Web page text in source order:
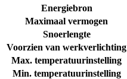
Energiebron
Maximaal vermogen
Snoerlengte
Voorzien van werkverlichting
Max. temperatuurinstelling
Min. temperatuurinstelling